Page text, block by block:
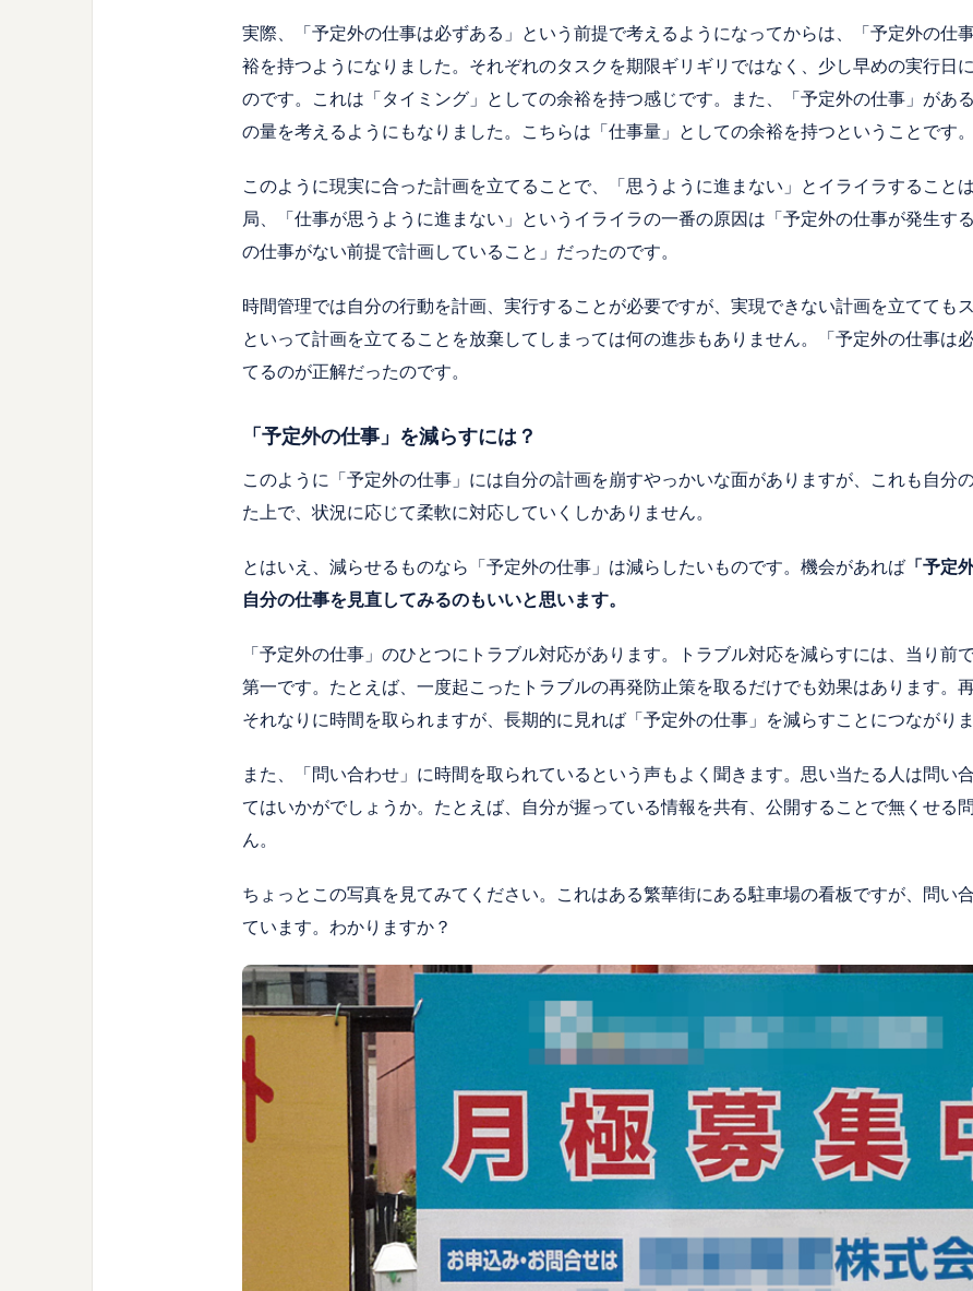
実際、「予定外の仕事は必ずある」という前提で考えるようになってからは、「予定外の仕
裕を持つようになりました。それぞれのタスクを期限ギリギリではなく、少し早めの実行日
のです。これは「タイミング」としての余裕を持つ感じです。また、「予定外の仕事」がある
の量を考えるようにもなりました。こちらは「仕事量」としての余裕を持つということです。
このように現実に合った計画を立てることで、「思うように進まない」とイライラすること
局、「仕事が思うように進まない」というイライラの一番の原因は「予定外の仕事が発生す
の仕事がない前提で計画していること」だったのです。
時間管理では自分の行動を計画、実行することが必要ですが、実現できない計画を立てても
といって計画を立てることを放棄してしまっては何の進歩もありません。「予定外の仕事は
てるのが正解だったのです。
「予定外の仕事」を減らすには？
このように「予定外の仕事」には自分の計画を崩すやっかいな面がありますが、これも自分
た上で、状況に応じて柔軟に対応していくしかありません。
とはいえ、減らせるものなら「予定外の仕事」は減らしたいものです。機会があれば 「予定
自分の仕事を見直してみるのもいいと思います。
「予定外の仕事」のひとつにトラブル対応があります。トラブル対応を減らすには、当り前
第一です。たとえば、一度起こったトラブルの再発防止策を取るだけでも効果はあります。
それなりに時間を取られますが、長期的に見れば「予定外の仕事」を減らすことにつながりま
また、「問い合わせ」に時間を取られているという声もよく聞きます。思い当たる人は問い
てはいかがでしょうか。たとえば、自分が握っている情報を共有、公開することで無くせる
ん。
ちょっとこの写真を見てみてください。これはある繁華街にある駐車場の看板ですが、問い
ています。わかりますか？